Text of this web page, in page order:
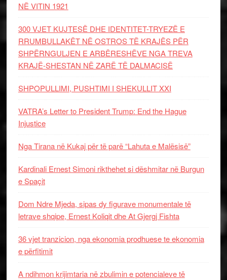
NË VITIN 1921
300 VJET KUJTESË DHE IDENTITET-TRYEZË E
RRUMBULLAKËT NË OSTROS TË KRAJËS PËR
SHPËRNGULJEN E ARBËRESHËVE NGA TREVA
KRAJË-SHESTAN NË ZARË TË DALMACISË
SHPOPULLIMI, PUSHTIMI I SHEKULLIT XXI
VATRA’s Letter to President Trump: End the Hague
Injustice
Nga Tirana në Kukaj për të parë “Lahuta e Malësisë”
Kardinali Ernest Simoni rikthehet si dëshmitar në Burgun
e Spaçit
Dom Ndre Mjeda, sipas dy figurave monumentale të
letrave shqipe, Ernest Koliqit dhe At Gjergj Fishta
36 vjet tranzicion, nga ekonomia prodhuese te ekonomia
e përfitimit
A ndihmon krijimtaria në zbulimin e potencialeve të